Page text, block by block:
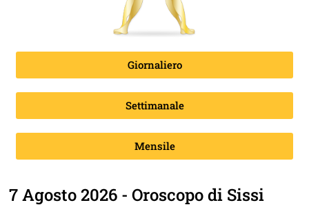
Giornaliero
Settimanale
Mensile
7 Agosto 2026 - Oroscopo di Sissi